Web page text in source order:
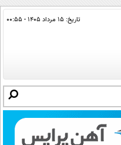
تاریخ: ۱۵ مرداد ۱۴۰۵ - ۰۰:۵۵